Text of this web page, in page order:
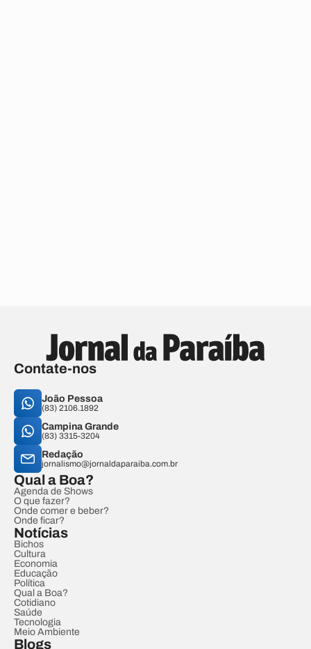
Contate-nos
João Pessoa
(83) 2106.1892
Campina Grande
(83) 3315-3204
Redação
jornalismo@jornaldaparaiba.com.br
Qual a Boa?
Agenda de Shows
O que fazer?
Onde comer e beber?
Onde ficar?
Notícias
Bichos
Cultura
Economia
Educação
Política
Qual a Boa?
Cotidiano
Saúde
Tecnologia
Meio Ambiente
Blogs